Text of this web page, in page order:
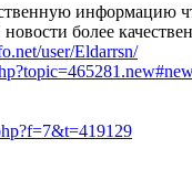
информацию
более
user/Eldarrsn/